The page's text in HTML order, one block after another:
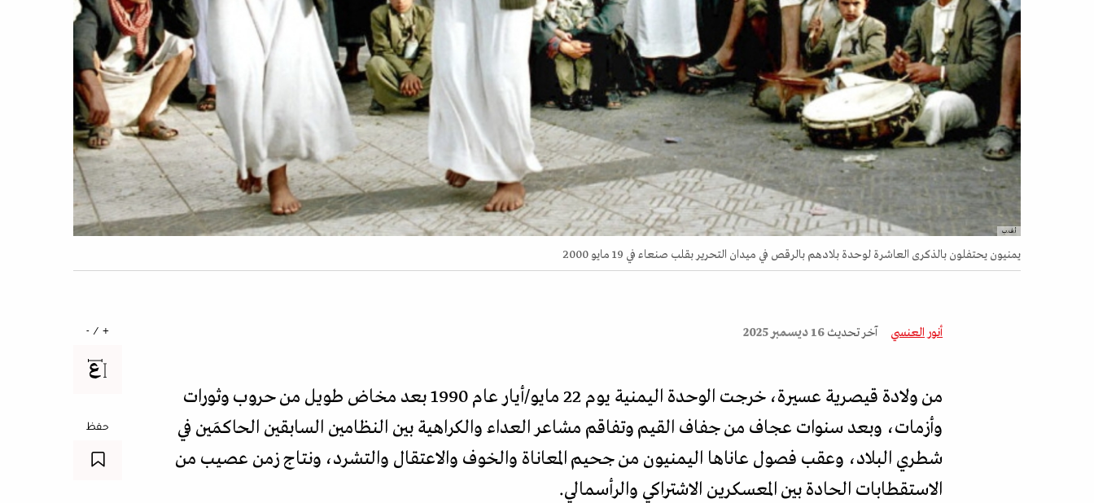
أ.ف.ب
يمنيون يحتفلون بالذكرى العاشرة لوحدة بلادهم بالرقص في ميدان التحرير بقلب صنعاء في 19 مايو 2000
أنور العنسي آخر تحديث 16 ديسمبر 2025
من ولادة قيصرية عسيرة، خرجت الوحدة اليمنية يوم 22 مايو/أيار عام 1990 بعد مخاض طويل من حروب وثورات
وأزمات، وبعد سنوات عجاف من جفاف القيم وتفاقم مشاعر العداء والكراهية بين النظامين السابقين الحاكمَين في
شطري البلاد، وعقب فصول عاناها اليمنيون من جحيم المعاناة والخوف والاعتقال والتشرد، ونتاج زمن عصيب من
الاستقطابات الحادة بين المعسكرين الاشتراكي والرأسمالي.
+ / -
حفظ